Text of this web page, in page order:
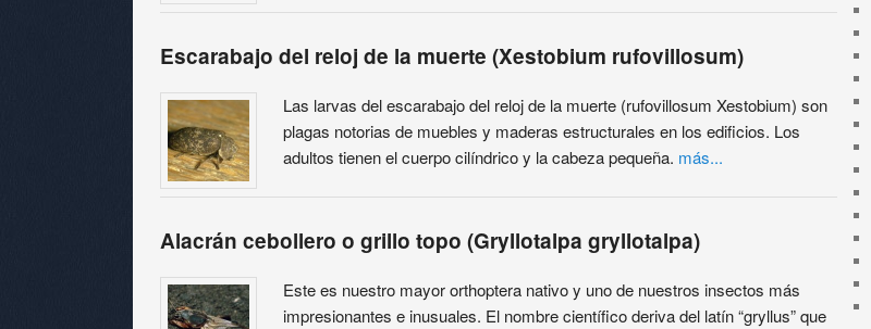
Escarabajo del reloj de la muerte (Xestobium rufovillosum)
Las larvas del escarabajo del reloj de la muerte (rufovillosum Xestobium) son
plagas notorias de muebles y maderas estructurales en los edificios. Los
adultos tienen el cuerpo cilíndrico y la cabeza pequeña. más...
Alacrán cebollero o grillo topo (Gryllotalpa gryllotalpa)
Este es nuestro mayor orthoptera nativo y uno de nuestros insectos más
impresionantes e inusuales. El nombre científico deriva del latín “gryllus” que